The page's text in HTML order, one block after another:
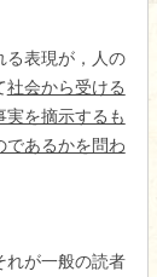
る表現が，人の
社会から受ける
を摘示するも
あるかを問わ
れが一般の読者